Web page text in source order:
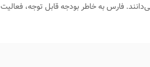
فارس به خاطر بودجه قابل توجه، فعالیت